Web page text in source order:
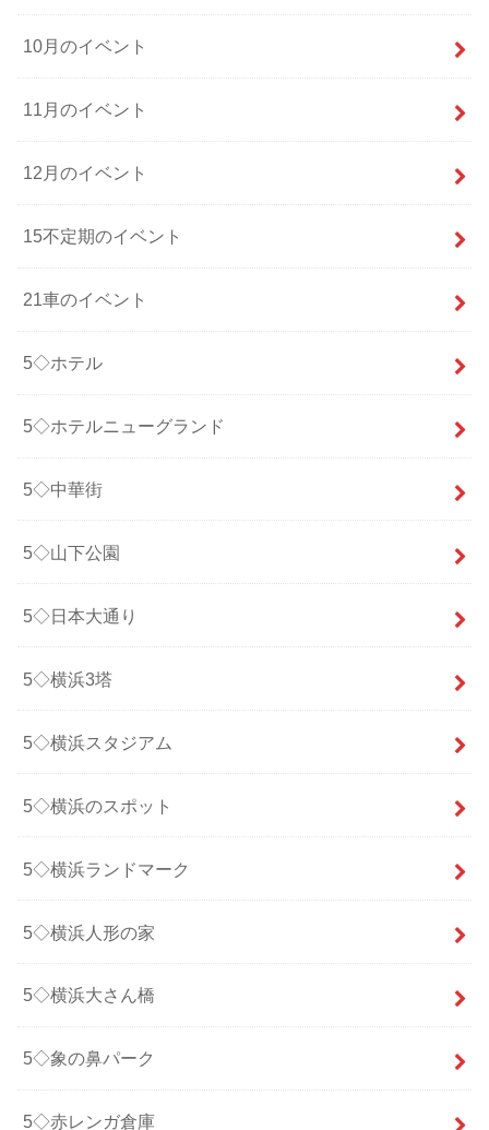
10月のイベント
11月のイベント
12月のイベント
15不定期のイベント
21車のイベント
5◇ホテル
5◇ホテルニューグランド
5◇中華街
5◇山下公園
5◇日本大通り
5◇横浜3塔
5◇横浜スタジアム
5◇横浜のスポット
5◇横浜ランドマーク
5◇横浜人形の家
5◇横浜大さん橋
5◇象の鼻パーク
5◇赤レンガ倉庫